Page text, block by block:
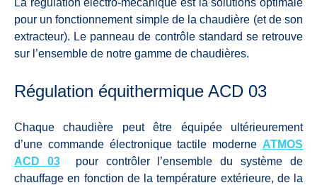
La régulation électro-mécanique est la solutions optimale
pour un fonctionnement simple de la chaudière (et de son
extracteur). Le panneau de contrôle standard se retrouve
sur l’ensemble de notre gamme de chaudières.
Régulation équithermique ACD 03
Chaque chaudière peut être équipée ultérieurement
d’une commande électronique tactile moderne ATMOS
ACD 03pour contrôler l’ensemble du système de
chauffage en fonction de la température extérieure, de la